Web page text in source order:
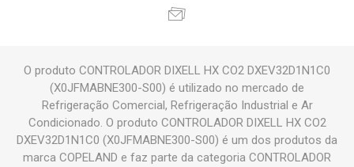
O produto CONTROLADOR DIXELL HX CO2 DXEV32D1N1C0
(X0JFMABNE300-S00) é utilizado no mercado de
Refrigeração Comercial, Refrigeração Industrial e Ar
Condicionado. O produto CONTROLADOR DIXELL HX CO2
DXEV32D1N1C0 (X0JFMABNE300-S00) é um dos produtos da
marca COPELAND e faz parte da categoria CONTROLADOR